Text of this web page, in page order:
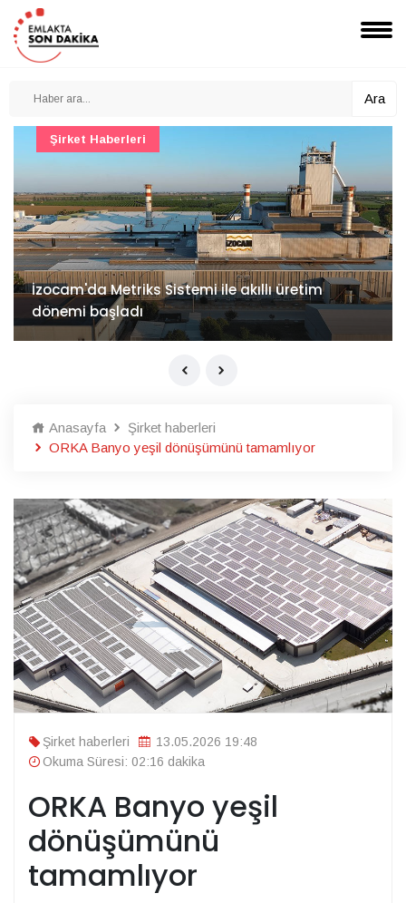
Ara
İzocam'da Metriks Sistemi ile akıllı üretim
dönemi başladı
Şirket Haberleri
Anasayfa
Şirket haberleri
ORKA Banyo yeşil dönüşümünü tamamlıyor
Şirket haberleri
13.05.2026 19:48
Okuma Süresi: 02:16 dakika
ORKA Banyo yeşil
dönüşümünü
tamamlıyor